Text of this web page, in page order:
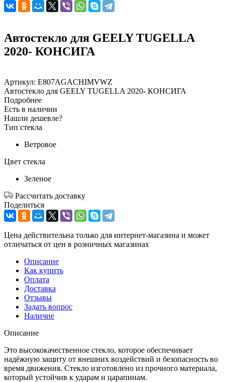
Автостекло для GEELY TUGELLA
2020- КОНСИГА
Артикул: E807AGACHIMVWZ
Автостекло для GEELY TUGELLA 2020- КОНСИГА
Подробнее
Есть в наличии
Нашли дешевле?
Тип стекла
Ветровое
Цвет стекла
Зеленое
Рассчитать доставку
Поделиться
Цена действительна только для интернет-магазина и может
отличаться от цен в розничных магазинах
Описание
Как купить
Оплата
Доставка
Отзывы
Задать вопрос
Наличие
Описание
Это высококачественное стекло, которое обеспечивает
надёжную защиту от внешних воздействий и безопасность во
время движения. Стекло изготовлено из прочного материала,
который устойчив к ударам и царапинам.